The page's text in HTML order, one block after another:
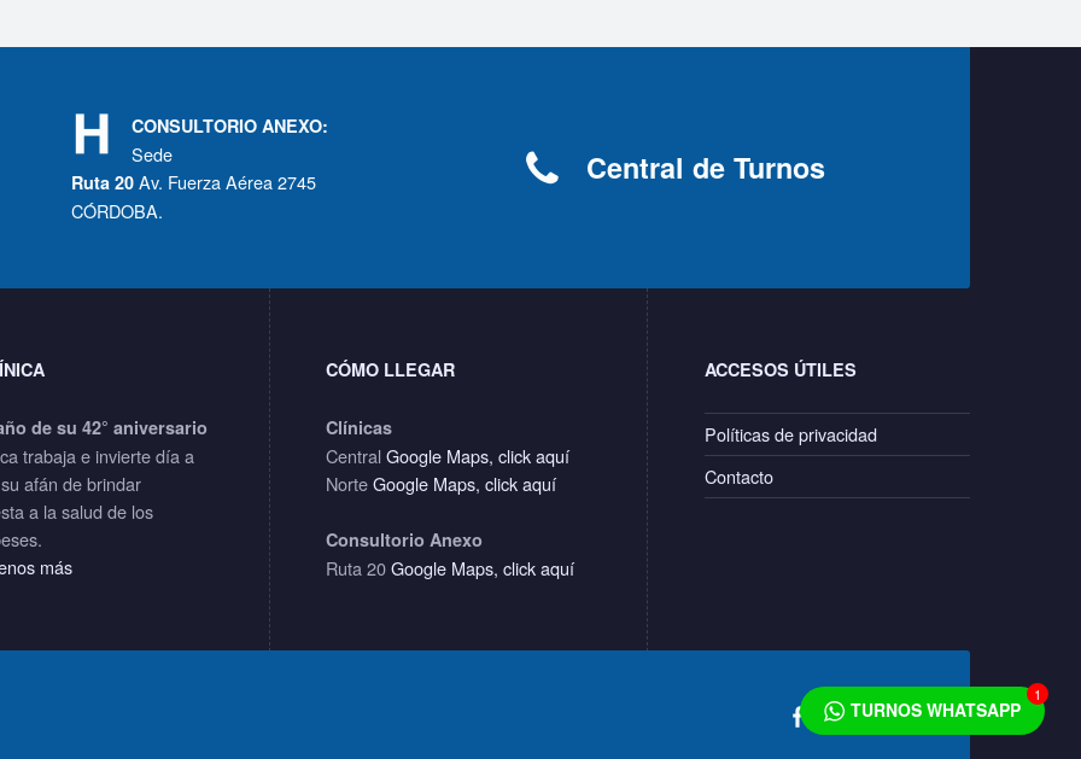
CONSULTORIO ANEXO:
Sede
Ruta 20Av. Fuerza Aérea 2745
CÓRDOBA.
Central de Turnos
de su 42° aniversario
trabaja e invierte día a
afán de brindar
a la salud de los
más
CÓMO LLEGAR
Clínicas
CentralGoogle Maps, click aquí
NorteGoogle Maps, click aquí
Consultorio Anexo
Ruta 20Google Maps, click aquí
ACCESOS ÚTILES
Políticas de privacidad
Contacto
Social Menu CPVS en Instagram Back to top ↑
TURNOS WHATSAPP
1